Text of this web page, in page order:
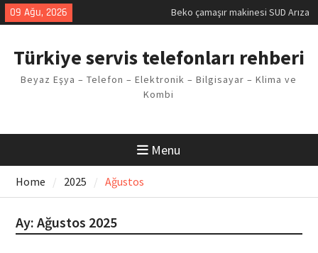
Skip
to
09 Ağu, 2026
Demirdöküm buzdolabı E1 Arıza
Kodu
Arızası Çözümü
E02 Arıza Kodu Regal kombi
Sorunu
Türkiye servis telefonları rehberi
Beyaz Eşya – Telefon – Elektronik – Bilgisayar – Klima ve
Kombi
Menu
Home 2025 Ağustos
Ay: Ağustos 2025